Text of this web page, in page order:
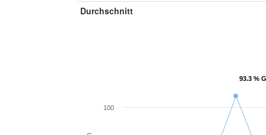
Durchschnitt
93.3 %
93.3 %
100